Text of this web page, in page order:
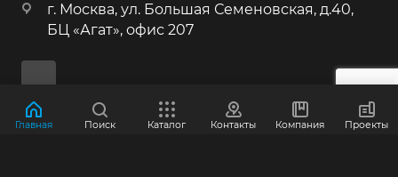
40
+7 (495) 646-87-53
г. Краснознаменск, Индустриальная,
д.3
г. Москва, ул. Большая Семеновская, д.40,
БЦ «Агат», офис 207
Главная Поиск Каталог Контакты Компания Проекты